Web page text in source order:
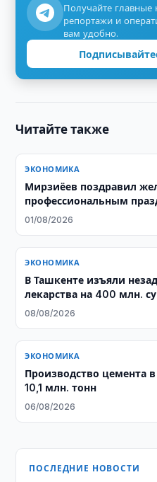
Получайте главные
репортажи и
вам удобно.
Читайте также
ЭКОНОМИКА
Мирзиёев поздравил
профессиональным
01/08/2026
ЭКОНОМИКА
​​​​​​​В Ташкенте изъяли
лекарства на 400 млн.
08/08/2026
ЭКОНОМИКА
Производство цемента
10,1 млн. тонн
06/08/2026
ПОСЛЕДНИЕ НОВОСТИ